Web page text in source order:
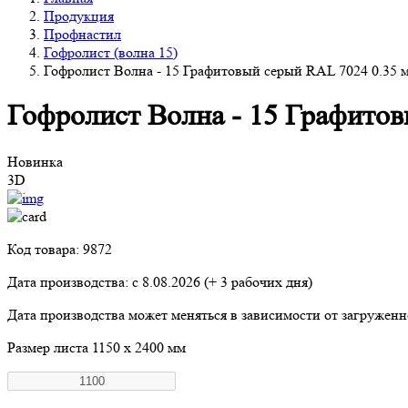
Продукция
Профнастил
Гофролист (волна 15)
Гофролист Волна - 15 Графитовый серый RAL 7024 0.35
Гофролист Волна - 15
Новинка
3D
Код товара: 9872
Дата производства: с 8.08.2026 (+ 3 рабочих дня)
Дата производства может меняться в зависимости от
Размер листа 1150 х 2400 мм